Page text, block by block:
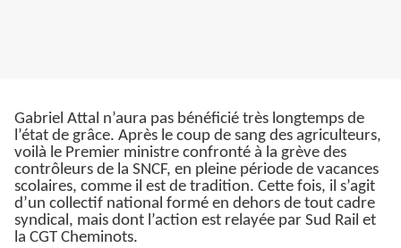
Gabriel Attal n’aura pas bénéficié très longtemps de
l’état de grâce. Après le coup de sang des agriculteurs,
voilà le Premier ministre confronté à la grève des
contrôleurs de la SNCF, en pleine période de vacances
scolaires, comme il est de tradition. Cette fois, il s’agit
d’un collectif national formé en dehors de tout cadre
syndical, mais dont l’action est relayée par Sud Rail et
la CGT Cheminots.